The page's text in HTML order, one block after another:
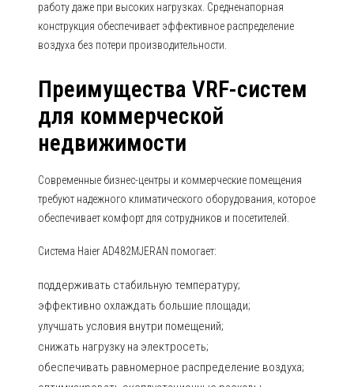
работу даже при высоких нагрузках. Средненапорная
конструкция обеспечивает эффективное распределение
воздуха без потери производительности.
Преимущества VRF-систем
для коммерческой
недвижимости
Современные бизнес-центры и коммерческие помещения
требуют надежного климатического оборудования, которое
обеспечивает комфорт для сотрудников и посетителей.
Система Haier AD482MJERAN помогает:
поддерживать стабильную температуру;
эффективно охлаждать большие площади;
улучшать условия внутри помещений;
снижать нагрузку на электросеть;
обеспечивать равномерное распределение воздуха;